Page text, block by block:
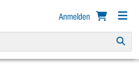
Anmelden